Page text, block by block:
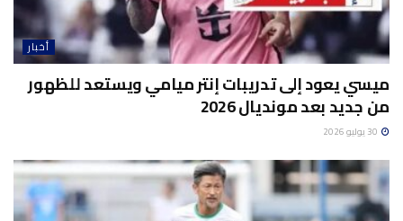
أخبار
ميسي يعود إلى تدريبات إنتر ميامي ويستعد للظهور
من جديد بعد مونديال 2026